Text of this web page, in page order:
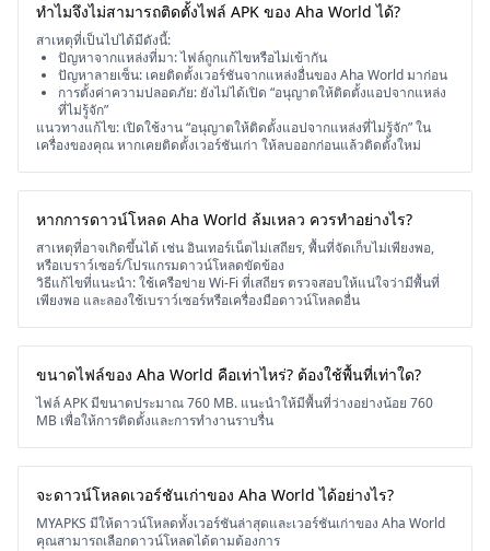
ทำไมจึงไม่สามารถติดตั้งไฟล์ APK ของ Aha World ได้?
สาเหตุที่เป็นไปได้มีดังนี้:
ปัญหาจากแหล่งที่มา: ไฟล์ถูกแก้ไขหรือไม่เข้ากัน
ปัญหาลายเซ็น: เคยติดตั้งเวอร์ชันจากแหล่งอื่นของ Aha World มาก่อน
การตั้งค่าความปลอดภัย: ยังไม่ได้เปิด “อนุญาตให้ติดตั้งแอปจากแหล่ง
ที่ไม่รู้จัก”
แนวทางแก้ไข: เปิดใช้งาน “อนุญาตให้ติดตั้งแอปจากแหล่งที่ไม่รู้จัก” ใน
เครื่องของคุณ หากเคยติดตั้งเวอร์ชันเก่า ให้ลบออกก่อนแล้วติดตั้งใหม่
หากการดาวน์โหลด Aha World ล้มเหลว ควรทำอย่างไร?
สาเหตุที่อาจเกิดขึ้นได้ เช่น อินเทอร์เน็ตไม่เสถียร, พื้นที่จัดเก็บไม่เพียงพอ,
หรือเบราว์เซอร์/โปรแกรมดาวน์โหลดขัดข้อง
วิธีแก้ไขที่แนะนำ: ใช้เครือข่าย Wi-Fi ที่เสถียร ตรวจสอบให้แน่ใจว่ามีพื้นที่
เพียงพอ และลองใช้เบราว์เซอร์หรือเครื่องมือดาวน์โหลดอื่น
ขนาดไฟล์ของ Aha World คือเท่าไหร่? ต้องใช้พื้นที่เท่าใด?
ไฟล์ APK มีขนาดประมาณ 760 MB. แนะนำให้มีพื้นที่ว่างอย่างน้อย 760
MB เพื่อให้การติดตั้งและการทำงานราบรื่น
จะดาวน์โหลดเวอร์ชันเก่าของ Aha World ได้อย่างไร?
MYAPKS มีให้ดาวน์โหลดทั้งเวอร์ชันล่าสุดและเวอร์ชันเก่าของ Aha World
คุณสามารถเลือกดาวน์โหลดได้ตามต้องการ